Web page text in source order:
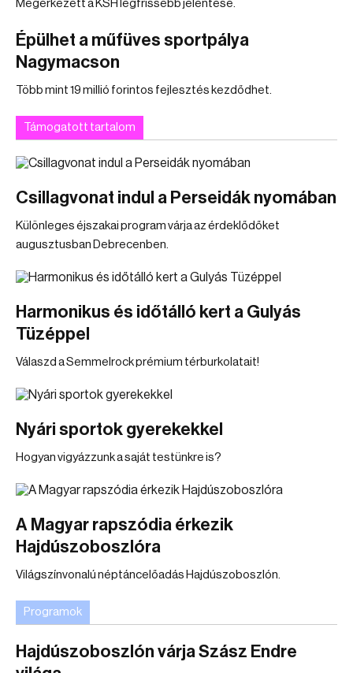
Megérkezett a KSH legfrissebb jelentése.
Épülhet a műfüves sportpálya
Nagymacson
Több mint 19 millió forintos fejlesztés kezdődhet.
Támogatott tartalom
Csillagvonat indul a Perseidák nyomában
Különleges éjszakai program várja az érdeklődőket
augusztusban Debrecenben.
Harmonikus és időtálló kert a Gulyás
Tüzéppel
Válaszd a Semmelrock prémium térburkolatait!
Nyári sportok gyerekekkel
Hogyan vigyázzunk a saját testünkre is?
A Magyar rapszódia érkezik
Hajdúszoboszlóra
Világszínvonalú néptáncelőadás Hajdúszoboszlón.
Programok
Hajdúszoboszlón várja Szász Endre